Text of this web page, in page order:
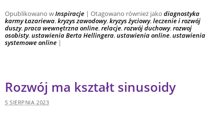
Opublikowano wInspiracje | Otagowano również jako diagnostyka
karmy Łazariewa,kryzys zawodowy,kryzys życiowy,leczenie i rozwój
duszy,praca wewnętrzna online,relacje,rozwój duchowy,rozwoj
osobisty,ustawienia Berta Hellingera,ustawienia online,ustawienia
systemowe online |
Rozwój ma kształt sinusoidy
5 SIERPNIA 2023